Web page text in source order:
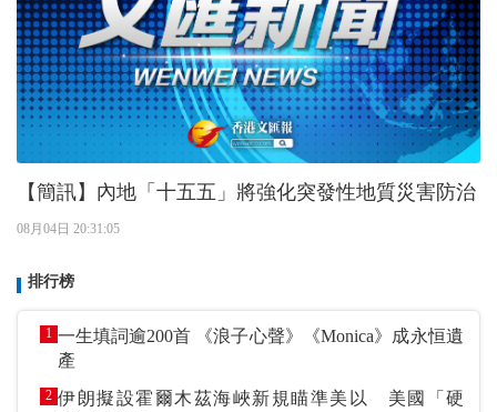
【簡訊】內地「十五五」將強化突發性地質災害防治
08月04日 20:31:05
排行榜
1 一生填詞逾200首 《浪子心聲》《Monica》成永恒遺
產
2 伊朗擬設霍爾木茲海峽新規瞄準美以 美國「硬